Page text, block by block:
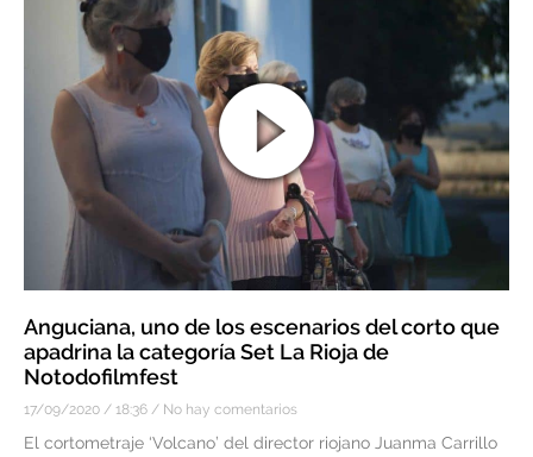
Anguciana, uno de los escenarios del corto que
apadrina la categoría Set La Rioja de
Notodofilmfest
17/09/2020 18:36 No hay comentarios
El cortometraje ‘Volcano’ del director riojano Juanma Carrillo